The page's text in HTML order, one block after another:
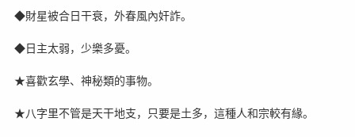
◆財星被合日干衰，外春風內奸詐。
◆日主太弱，少樂多憂。
★喜歡玄學、神秘類的事物。
★八字里不管是天干地支，只要是土多，這種人和宗較有緣。